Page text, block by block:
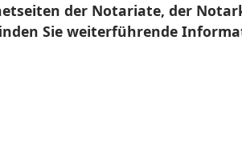
der Notariate, der
Sie weiterführende